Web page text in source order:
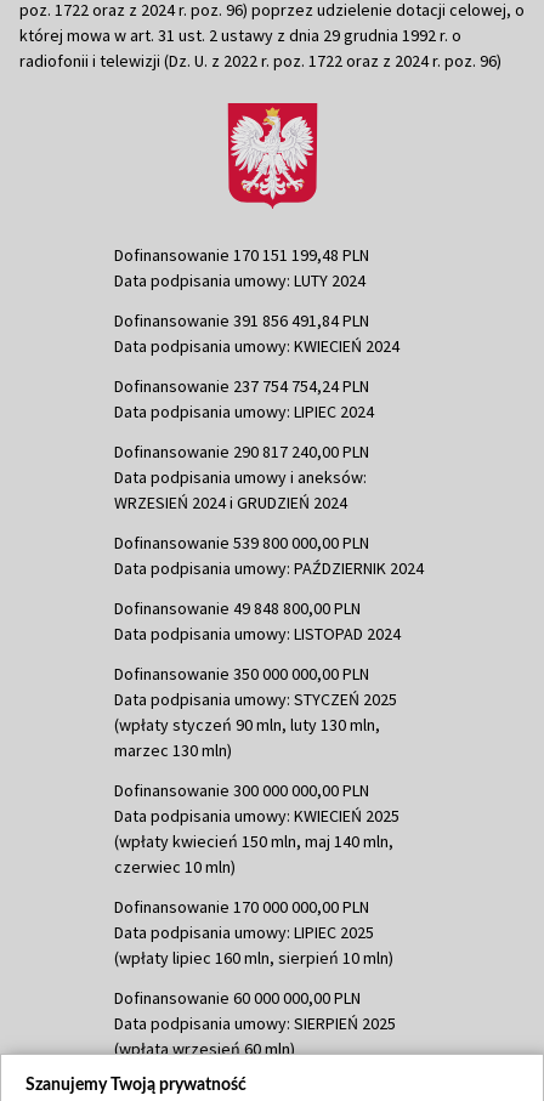
poz. 1722 oraz z 2024 r. poz. 96) poprzez udzielenie dotacji celowej, o
której mowa w art. 31 ust. 2 ustawy z dnia 29 grudnia 1992 r. o
radiofonii i telewizji (Dz. U. z 2022 r. poz. 1722 oraz z 2024 r. poz. 96)
Dofinansowanie 170 151 199,48 PLN
Data podpisania umowy: LUTY 2024
Dofinansowanie 391 856 491,84 PLN
Data podpisania umowy: KWIECIEŃ 2024
Dofinansowanie 237 754 754,24 PLN
Data podpisania umowy: LIPIEC 2024
Dofinansowanie 290 817 240,00 PLN
Data podpisania umowy i aneksów:
WRZESIEŃ 2024 i GRUDZIEŃ 2024
Dofinansowanie 539 800 000,00 PLN
Data podpisania umowy: PAŹDZIERNIK 2024
Dofinansowanie 49 848 800,00 PLN
Data podpisania umowy: LISTOPAD 2024
Dofinansowanie 350 000 000,00 PLN
Data podpisania umowy: STYCZEŃ 2025
(wpłaty styczeń 90 mln, luty 130 mln,
marzec 130 mln)
Dofinansowanie 300 000 000,00 PLN
Data podpisania umowy: KWIECIEŃ 2025
(wpłaty kwiecień 150 mln, maj 140 mln,
czerwiec 10 mln)
Dofinansowanie 170 000 000,00 PLN
Data podpisania umowy: LIPIEC 2025
(wpłaty lipiec 160 mln, sierpień 10 mln)
Dofinansowanie 60 000 000,00 PLN
Data podpisania umowy: SIERPIEŃ 2025
(wpłata wrzesień 60 mln)
Dofinansowanie 635 783 051,21 PLN
Szanujemy Twoją prywatność